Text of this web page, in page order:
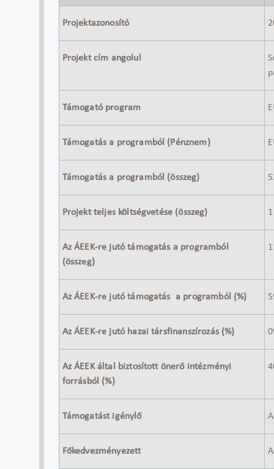
Projektazonosító
Projekt cím angolul
Támogató program
Támogatás a programból (Pénznem)
Támogatás a programból (összeg)
Projekt teljes költségvetése (összeg)
Az ÁEEK-re jutó támogatás a programból
(összeg)
Az ÁEEK-re jutó támogatás a programból (%)
Az ÁEEK-re jutó hazai társfinanszírozás (%)
Az ÁEEK által biztosított önerő intézményi
forrásból (%)
Támogatást igénylő
Főkedvezményezett